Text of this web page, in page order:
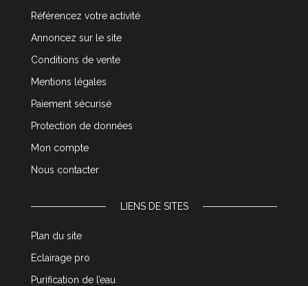
Référencez votre activité
Annoncez sur le site
Conditions de vente
Mentions légales
Paiement sécurisé
Protection de données
Mon compte
Nous contacter
LIENS DE SITES
Plan du site
Eclairage pro
Purification de l’eau